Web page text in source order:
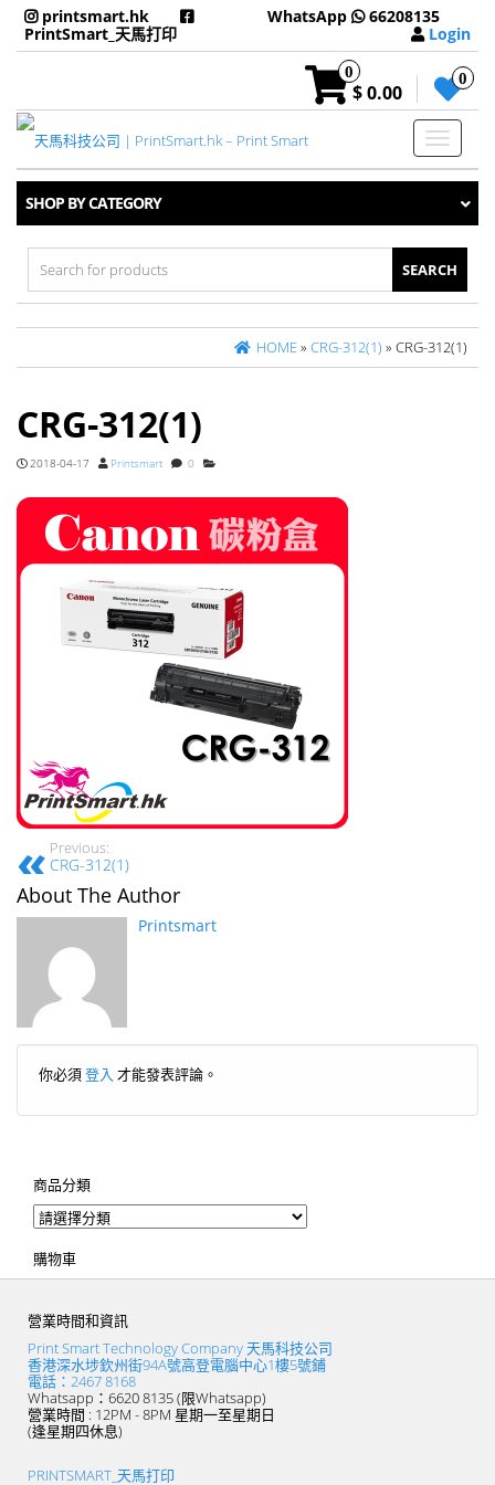
printsmart.hk
PrintSmart_天馬打印
WhatsApp
66208135
Login
0
$ 0.00
0
Toggle
SHOP BY CATEGORY
Search
for:
HOME» CRG-312(1) » CRG-312(1)
CRG-312(1)
2018-04-17 Printsmart 0
Previous:
CRG-312(1)
About The Author
Printsmart
你必須登入 才能發表評論。
商品分類
購物車
營業時間和資訊
Print Smart Technology Company 天馬科技公司
香港深水埗欽州街94A號高登電腦中心1樓5號鋪
電話：2467 8168
Whatsapp：6620 8135 (限Whatsapp)
營業時間 : 12PM - 8PM 星期一至星期日
(逢星期四休息)
PRINTSMART_天馬打印